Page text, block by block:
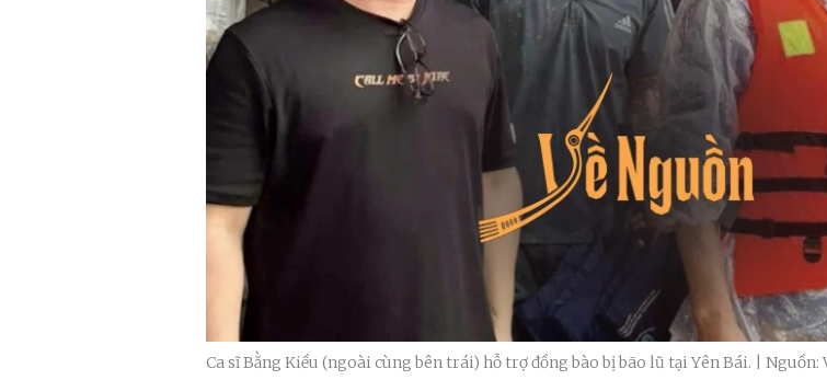
Ca sĩ Bằng Kiều (ngoài cùng bên trái) hỗ trợ đồng bào bị bão lũ tại Yên Bái. | Nguồn: